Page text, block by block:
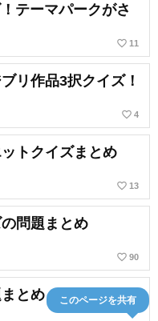
テーマパークがさ
favorite_border 11
リ作品3択クイズ！
favorite_border 4
トクイズまとめ
favorite_border 13
問題まとめ
favorite_border 90
とめ
このページを共有